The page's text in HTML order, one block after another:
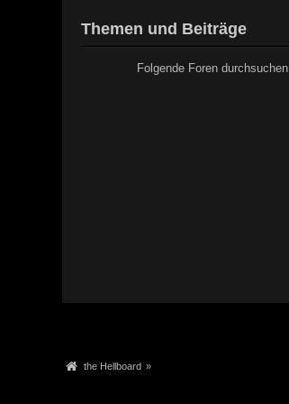
Themen und Beiträge
Folgende Foren durchsuchen
the Hellboard »